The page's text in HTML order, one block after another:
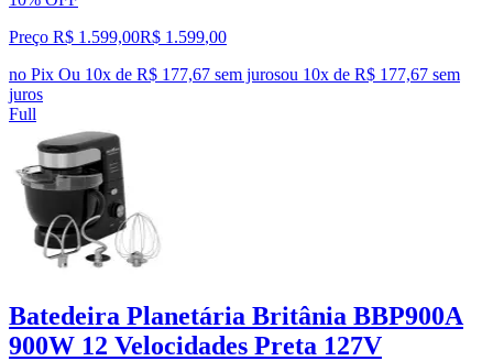
Preço R$ 1.599,00R$ 1.599,00
no Pix Ou 10x de R$ 177,67 sem jurosou 10x de R$ 177,67 sem
juros
Full
Batedeira Planetária Britânia BBP900A
900W 12 Velocidades Preta 127V